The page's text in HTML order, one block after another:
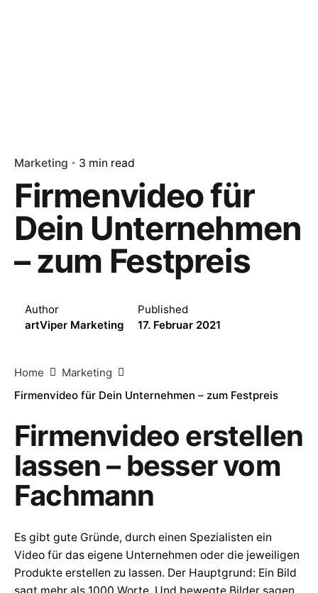
Marketing 3 min read
Firmenvideo für
Dein Unternehmen
– zum Festpreis
Author
artViper Marketing
Published
17. Februar 2021
Home
Marketing
Firmenvideo für Dein Unternehmen – zum Festpreis
Firmenvideo erstellen
lassen – besser vom
Fachmann
Es gibt gute Gründe, durch einen Spezialisten ein
Video für das eigene Unternehmen oder die jeweiligen
Produkte erstellen zu lassen. Der Hauptgrund: Ein Bild
sagt mehr als 1000 Worte. Und bewegte Bilder sagen